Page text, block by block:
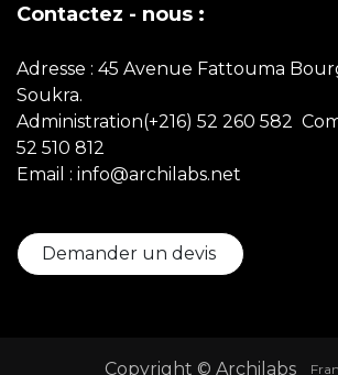
Contactez - nous :
Adresse : 45 Avenue Fattouma
Soukra.
Administration(+216) 52 260 582
52 510 812
Email : info@archilabs.net
Demander un devis
Copyright © Archilabs